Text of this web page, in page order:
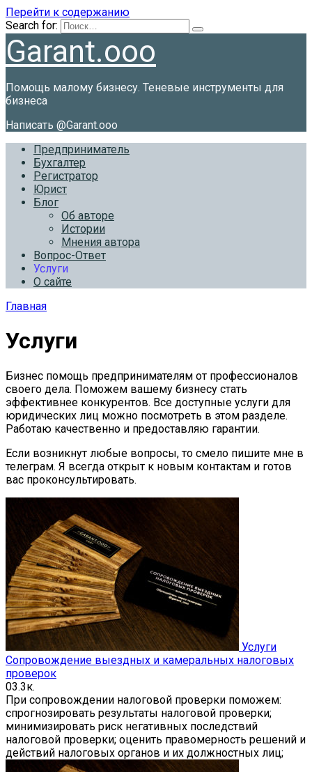
Перейти к содержанию
Search for:
Garant.ooo
Помощь малому бизнесу. Теневые инструменты для
бизнеса
Написать @Garant.ooo
Предприниматель
Бухгалтер
Регистратор
Юрист
Блог
Об авторе
Истории
Мнения автора
Вопрос-Ответ
Услуги
О сайте
Главная
Услуги
Бизнес помощь предпринимателям от профессионалов
своего дела. Поможем вашему бизнесу стать
эффективнее конкурентов. Все доступные услуги для
юридических лиц можно посмотреть в этом разделе.
Работаю качественно и предоставляю гарантии.
Если возникнут любые вопросы, то смело пишите мне в
телеграм. Я всегда открыт к новым контактам и готов
вас проконсультировать.
Услуги
Сопровождение выездных и камеральных налоговых
проверок
03.3к.
При сопровождении налоговой проверки поможем:
спрогнозировать результаты налоговой проверки;
минимизировать риск негативных последствий
налоговой проверки; оценить правомерность решений и
действий налоговых органов и их должностных лиц;